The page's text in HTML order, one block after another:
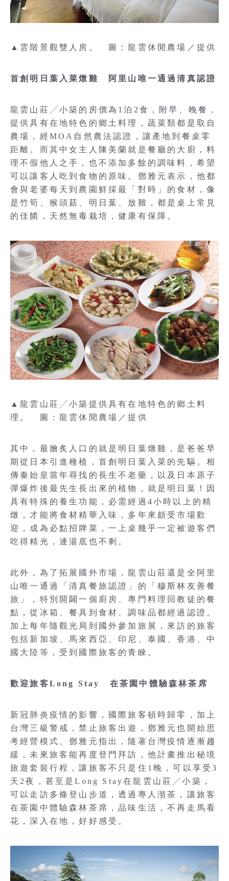
▲雲階景觀雙人房。 圖：龍雲休閒農場／提供
首創明日葉入菜燉雞 阿里山唯一通過清真認證
龍雲山莊╱小築的房價為1泊2食，附早、晚餐，
提供具有在地特色的鄉土料理，蔬菜類都是取自
農場，經MOA自然農法認證，讓產地到餐桌零
距離。而其中女主人陳美蘭就是餐廳的大廚，料
理不假他人之手，也不添加多餘的調味料，希望
可以讓客人吃到食物的原味。鄧雅元表示，他都
會與老婆每天到農園鮮採最「對時」的食材，像
是竹筍、猴頭菇、明日葉、放雞，都是桌上常見
的佳餚，天然無毒栽培，健康有保障。
▲龍雲山莊╱小築提供具有在地特色的鄉土料
理。 圖：龍雲休閒農場／提供
其中，最膾炙人口的就是明日葉燉雞，是爸爸早
期從日本引進種植，首創明日葉入菜的先驅。相
傳秦始皇當年尋找的長生不老藥，以及日本原子
彈爆炸後最先生長出來的植物，就是明日葉！因
具有特殊的養生功能，必需經過4小時以上的精
燉，才能將食材精華入味，多年來頗受市場歡
迎，成為必點招牌菜，一上桌幾乎一定被遊客們
吃得精光，連湯底也不剩。
此外，為了拓展國外市場，龍雲山莊還是全阿里
山唯一通過「清真餐旅認證」的「穆斯林友善餐
旅」，特別開闢一個廚房、專門料理回教徒的餐
點，從冰箱、餐具到食材、調味品都經過認證。
加上每年隨觀光局到國外參加旅展，來訪的旅客
包括新加坡、馬來西亞、印尼、泰國、香港、中
國大陸等，受到國際旅客的青睞。
歡迎旅客Long Stay 在茶園中體驗森林茶席
新冠肺炎疫情的影響，國際旅客頓時歸零，加上
台灣三級警戒，禁止旅客出遊，鄧雅元也開始思
考經營模式。鄧雅元指出，隨著台灣疫情逐漸趨
緩，未來旅客能再度登門拜訪，他計畫推出秘境
旅遊套裝行程，讓旅客不只是住1晚，可以享受3
天2夜，甚至是Long Stay在龍雲山莊╱小築，
可以走訪多條登山步道，透過專人沏茶，讓旅客
在茶園中體驗森林茶席，品味生活，不再走馬看
花，深入在地，好好感受。